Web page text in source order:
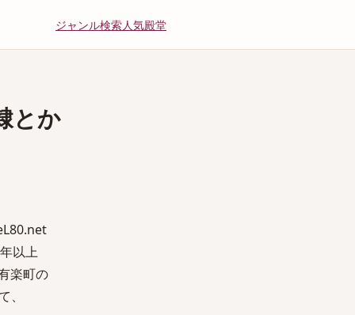
ジャンル検索人気殿堂
とか
以上
楽町の